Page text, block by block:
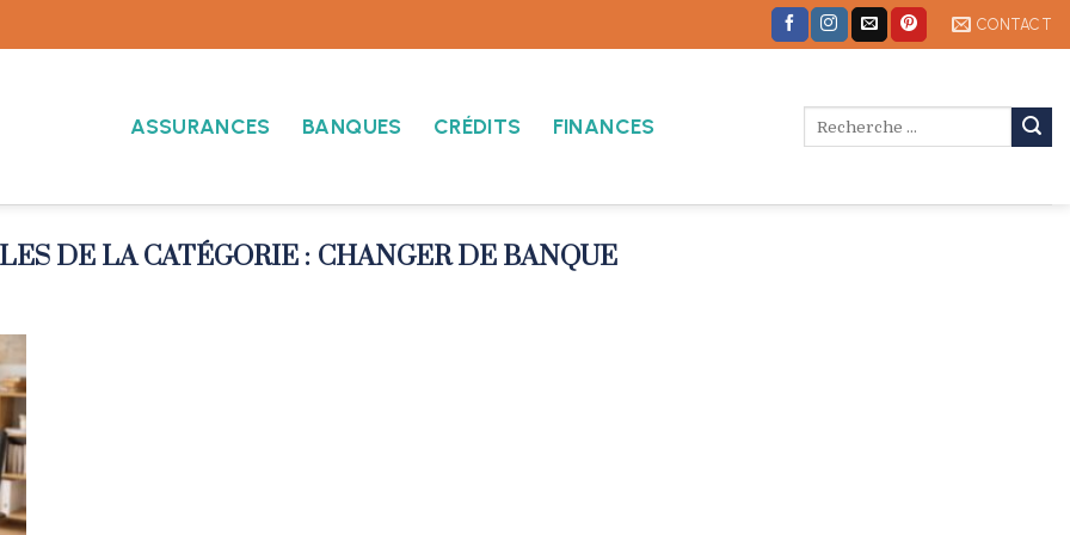
CONTACT
ASSURANCES BANQUES CRÉDITS FINANCES
CHANGER DE BANQUE